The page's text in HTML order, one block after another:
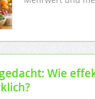
Wie